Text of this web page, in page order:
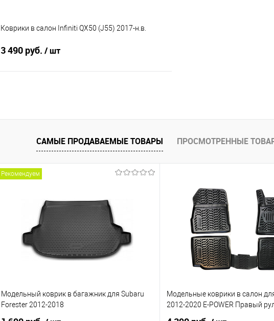
Коврики в салон Infiniti QX50 (J55) 2017-н.в.
3 490 руб. / шт
Купить в 1 клик
Сравнение
В избранное
Под заказ
САМЫЕ ПРОДАВАЕМЫЕ ТОВАРЫ ПРОСМОТРЕННЫЕ
Рекомендуем
Модельный коврик в багажник для Subaru
Forester 2012-2018
Модельные коврики в салон
2012-2020 E-POWER Правый